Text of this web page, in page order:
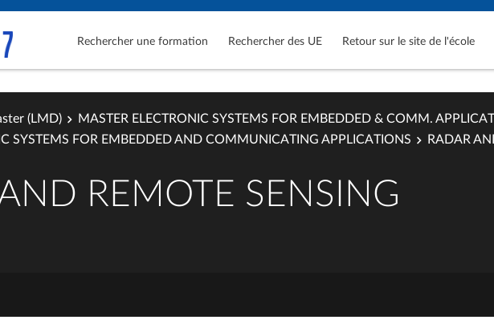
Rechercher une formation Rechercher des UE Retour sur le site de l'école
(LMD)
MASTER ELECTRONIC SYSTEMS FOR EMBEDDED & COMM.
SYSTEMS FOR EMBEDDED AND COMMUNICATING APPLICATIONS
RADAR
REMOTE SENSING